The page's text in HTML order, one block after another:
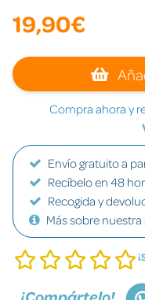
19,90€
Compra ahora y
Envío gratuito a
Recíbelo en 48
Recogida y
Más sobre nuestra